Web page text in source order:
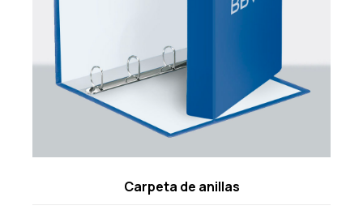
Carpeta de anillas